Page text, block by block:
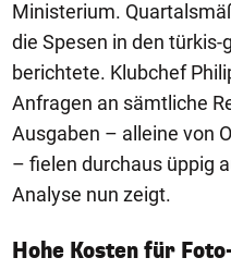
Ministerium.
die Spesen in den
berichtete. Klubchef
Anfragen an sämtliche
Ausgaben – alleine von
– fielen durchaus üppig
Analyse nun zeigt.
Hohe Kosten für